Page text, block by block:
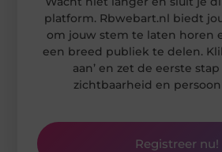
platform. Rbwebart.nl biedt
om jouw stem te laten horen
een breed publiek te delen.
aan’ en zet de eerste
zichtbaarheid en
Registreer nu!